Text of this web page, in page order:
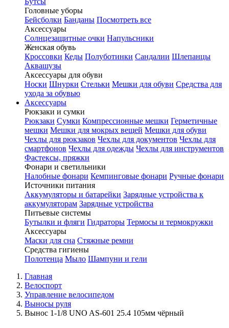
Головные уборы
Бейсболки Банданы Посмотреть все
Аксессуары
Солнцезащитные очки Напульсники
Женская обувь
Кроссовки Кеды Полуботинки Сандалии Шлепанцы
Аквашузы
Аксессуары для обуви
Носки Шнурки Стельки Мешки для обуви Средства для
ухода за обувью
Аксессуары
Рюкзаки и сумки
Рюкзаки Сумки Компрессионные мешки Герметичные
мешки Мешки для мокрых вещей Мешки для обуви
Чехлы для рюкзаков Чехлы для документов Чехлы для
смартфонов Чехлы для одежды Чехлы для инструментов
Фастексы, пряжки
Фонари и светильники
Налобные фонари Кемпинговые фонари Ручные фонари
Источники питания
Аккумуляторы и батарейки Зарядные устройства к
аккумуляторам Зарядные устройства
Питьевые системы
Бутылки и фляги Гидраторы Термосы и термокружки
Аксессуары
Маски для сна Стяжные ремни
Средства гигиены
Полотенца Мыло Шампуни и гели
Главная
Велоспорт
Управление велосипедом
Выносы руля
Вынос 1-1/8 UNO AS-601 25.4 105мм чёрный